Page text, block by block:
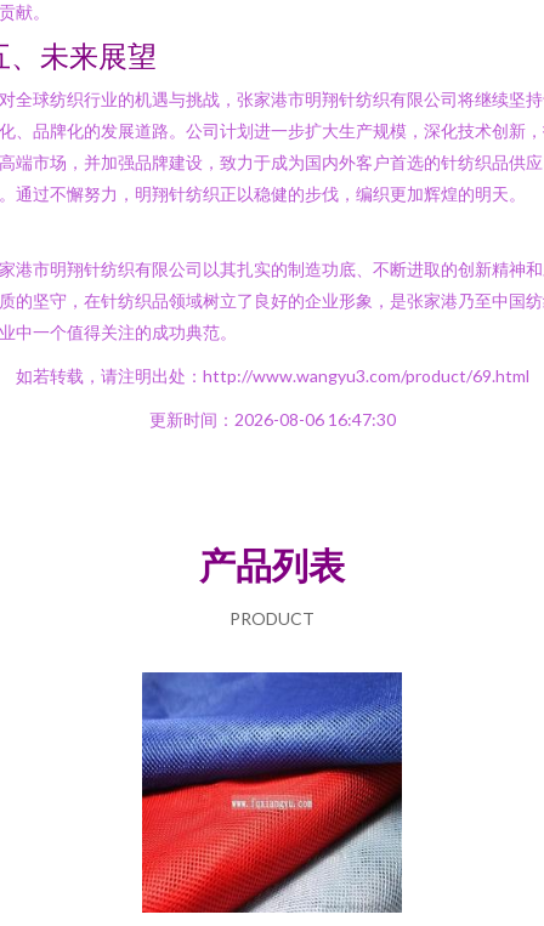
献。
、未来展望
全球纺织行业的机遇与挑战，张家港市明翔针纺织有限公司将继续坚
、品牌化的发展道路。公司计划进一步扩大生产规模，深化技术创新
端市场，并加强品牌建设，致力于成为国内外客户首选的针纺织品供应
通过不懈努力，明翔针纺织正以稳健的步伐，编织更加辉煌的明天。
港市明翔针纺织有限公司以其扎实的制造功底、不断进取的创新精神
的坚守，在针纺织品领域树立了良好的企业形象，是张家港乃至中国
中一个值得关注的成功典范。
如若转载，请注明出处：http://www.wangyu3.com/product/69.html
更新时间：2026-08-06 16:47:30
产品列表
PRODUCT